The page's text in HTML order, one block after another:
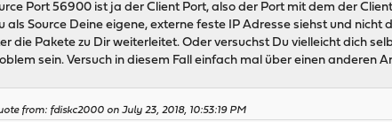
Port 56900 ist ja der Client Port, also der Port mit dem der
als Source Deine eigene, externe feste IP Adresse siehst und
die Pakete zu Dir weiterleitet. Oder versuchst Du vielleicht dich
sein. Versuch in diesem Fall einfach mal über einen anderen
from: fdiskc2000 on July 23, 2018, 10:53:19 PM